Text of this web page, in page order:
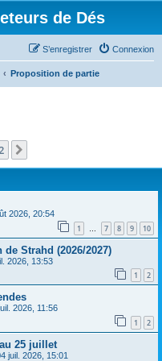
de Dés
Connexion
S’enregistrer
Proposition de partie
2026, 20:54
1 … 7 8 9 10
Strahd (2026/2027)
2026, 13:53
1 2
2026, 11:56
1 2
25 juillet
juil. 2026, 15:01